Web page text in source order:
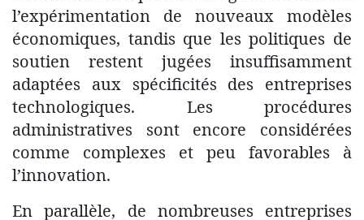
l’expérimentation de nouveaux modèles
économiques, tandis que les politiques de
soutien restent jugées insuffisamment
adaptées aux spécificités des entreprises
technologiques. Les procédures
administratives sont encore considérées
comme complexes et peu favorables à
l’innovation.
En parallèle, de nombreuses entreprises